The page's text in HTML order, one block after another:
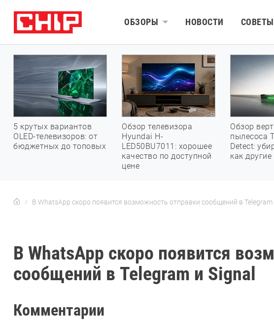
ОБЗОРЫ НОВОСТИ СОВЕТЫ
5 крутых вариантов
OLED-телевизоров: от
бюджетных до топовых
Обзор телевизора
Hyundai H-
LED50BU7011: хорошее
качество по доступной
цене
Обзор
пылесоса
Detect:
как
В WhatsApp скоро появится возможность отправки сообщений в Telegram
В WhatsApp скоро появится
сообщений в Telegram и Signal
Комментарии